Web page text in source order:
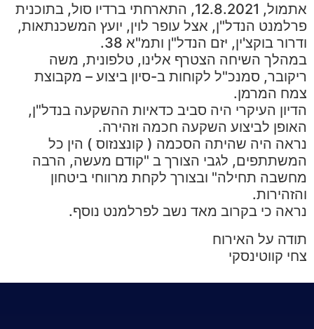
אתמול, 12.8.2021, התארחתי ברדיו סול, בתוכנית
פרלמנט הנדל"ן, אצל עופר לוין, יועץ המשכנתאות,
ודרור בוקצ'ין, יזם הנדל"ן ותמ"א 38.
במהלך השיחה הצטרף אלינו, טלפונית, משה
ריקובר, סמנכ"ל לקוחות‏ ב-‏סיון ביצוע – מקבוצת
צמח המרמן‏.
הדיון העיקרי היה סביב כדאיות ההשקעה בנדל"ן,
האופן לביצוע השקעה חכמה וזהירה.
נראה היה שהיתה הסכמה ( קונצנזוס ) הין כל
המשתתפים, לגבי הצורך ב "קודם מעשה, הרבה
מחשבה תחילה" ובצורך לקחת מרווחי ביטחון
והזהירות.
נראה כי בקרוב מאד נשב לפרלמנט נוסף.
תודה על האירוח
צחי קווטינסקי